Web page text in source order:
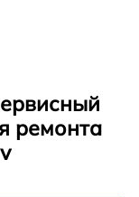
ремонта